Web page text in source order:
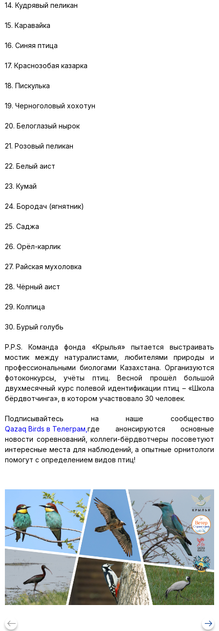
14. Кудрявый пеликан
15. Каравайка
16. Синяя птица
17. Краснозобая казарка
18. Пискулька
19. Черноголовый хохотун
20. Белоглазый нырок
21. Розовый пеликан
22. Белый аист
23. Кумай
24. Бородач (ягнятник)
25. Саджа
26. Орёл-карлик
27. Райская мухоловка
28. Чёрный аист
29. Колпица
30. Бурый голубь
P.P.S. Команда фонда «Крылья» пытается выстраивать
мостик между натуралистами, любителями природы и
профессиональными биологами Казахстана. Организуются
фотоконкурсы, учёты птиц. Весной прошёл большой
двухмесячный курс полевой идентификации птиц – «Школа
бёрдвотчинга», в котором участвовало 30 человек.
Подписывайтесь на наше сообщество
Qazaq Birds в Телеграм, где анонсируются основные
новости соревнований, коллеги-бёрдвотчеры посоветуют
интересные места для наблюдений, а опытные орнитологи
помогут с определением видов птиц!
keyboard_backspace arrow_right_alt